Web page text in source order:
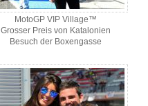
MotoGP VIP Village™
Grosser Preis von Katalonien
Besuch der Boxengasse